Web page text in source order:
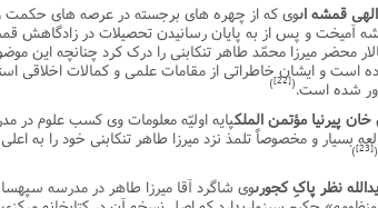
وى که از چهره هاى برجسته در عرصه هاى حکمت
آمیخت و پس از به پایان رسانیدن تحصیلات در زادگاهش
محضر میرزا محمّد طاهر تنکابنى را درک کرد چنانچه این
است و ایشان خاطراتى از مقامات علمى و کمالات اخلاقى
آور شده است.(
[22]
)
پایه اولیّه معلومات وى کسب علوم در
بسیار و مخصوصاً تلمذ نزد میرزا طاهر تنکابنى خود را به
(
[23]
)
وى شاگرد آقا میرزا طاهر در مدرسه